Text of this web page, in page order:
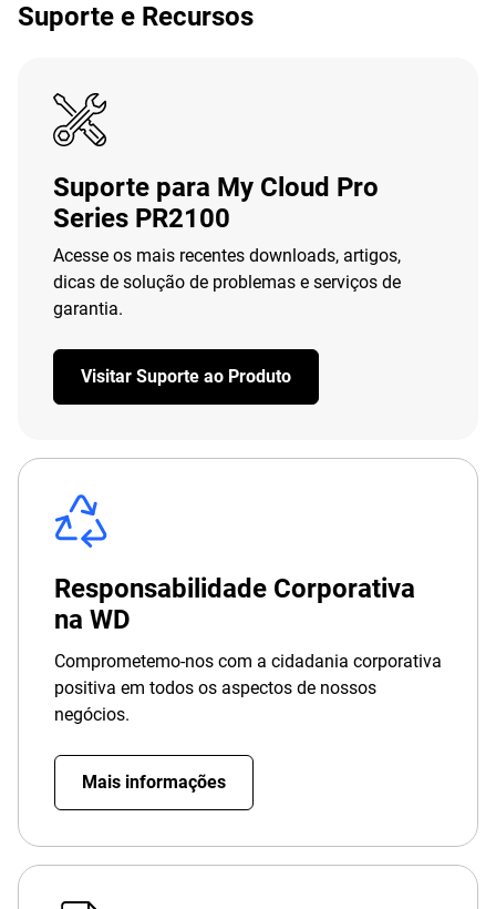
Suporte e Recursos
Suporte para My Cloud Pro
Series PR2100
Acesse os mais recentes downloads, artigos,
dicas de solução de problemas e serviços de
garantia.
Visitar Suporte ao Produto
Responsabilidade Corporativa
na WD
Comprometemo-nos com a cidadania corporativa
positiva em todos os aspectos de nossos
negócios.
Mais informações